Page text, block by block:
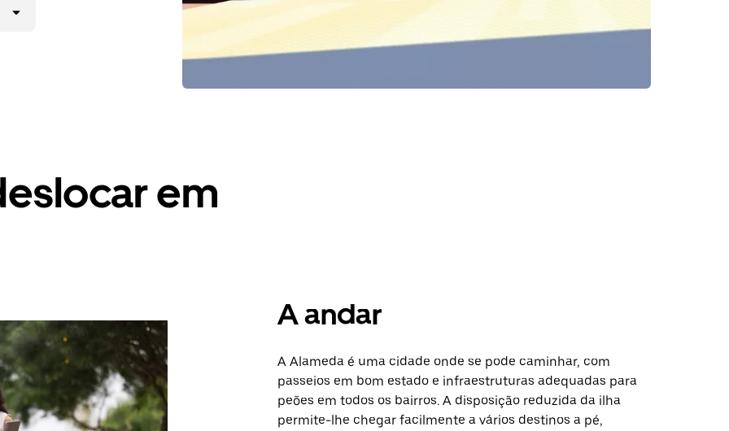
em
A andar
A Alameda é uma cidade onde se pode caminhar, com
passeios em bom estado e infraestruturas adequadas para
peões em todos os bairros. A disposição reduzida da ilha
permite-lhe chegar facilmente a vários destinos a pé,